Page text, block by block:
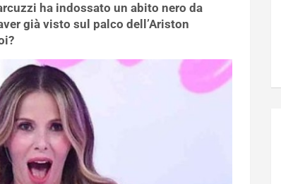
ha indossato un abito nero da
già visto sul palco dell’Ariston